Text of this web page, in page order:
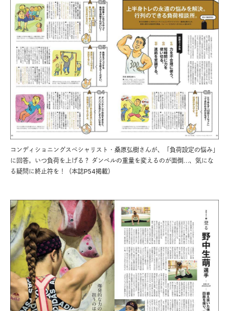
コンディショニングスペシャリスト・桑原弘樹さんが、「負荷設定の悩み」
に回答。いつ負荷を上げる？ ダンベルの重量を変えるのが面倒…、気にな
る疑問に終止符を！（本誌P54掲載）